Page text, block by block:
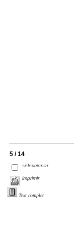
5 / 14
seleccionar
imprimir
Text complet